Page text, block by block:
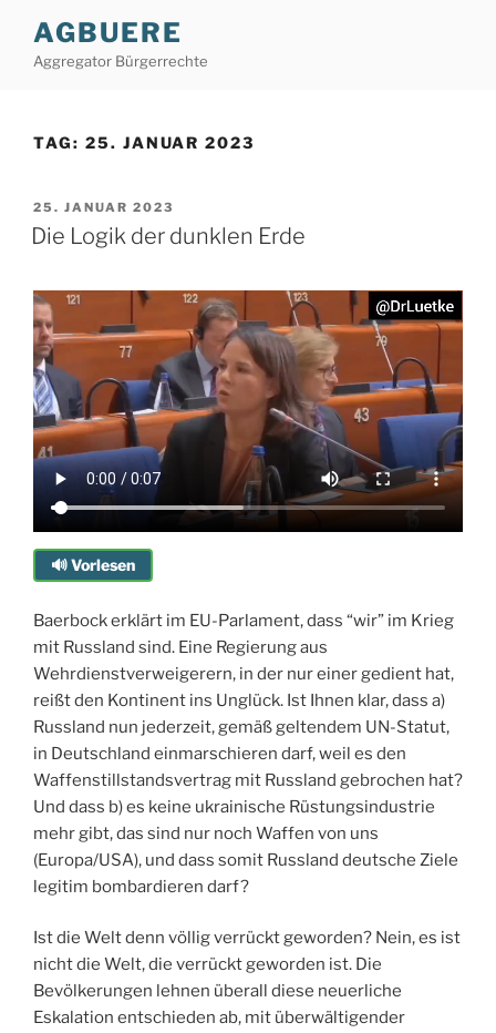
Inhalt
springen
AGBUERE
Aggregator Bürgerrechte
TAG: 25. JANUAR 2023
VERÖFFENTLICHT
AM
25. JANUAR 2023
Die Logik der dunklen Erde
🔊 Vorlesen
Baerbock erklärt im EU-Parlament, dass “wir” im Krieg
mit Russland sind. Eine Regierung aus
Wehrdienstverweigerern, in der nur einer gedient hat,
reißt den Kontinent ins Unglück. Ist Ihnen klar, dass a)
Russland nun jederzeit, gemäß geltendem UN-Statut,
in Deutschland einmarschieren darf, weil es den
Waffenstillstandsvertrag mit Russland gebrochen hat?
Und dass b) es keine ukrainische Rüstungsindustrie
mehr gibt, das sind nur noch Waffen von uns
(Europa/USA), und dass somit Russland deutsche Ziele
legitim bombardieren darf?
Ist die Welt denn völlig verrückt geworden? Nein, es ist
nicht die Welt, die verrückt geworden ist. Die
Bevölkerungen lehnen überall diese neuerliche
Eskalation entschieden ab, mit überwältigender